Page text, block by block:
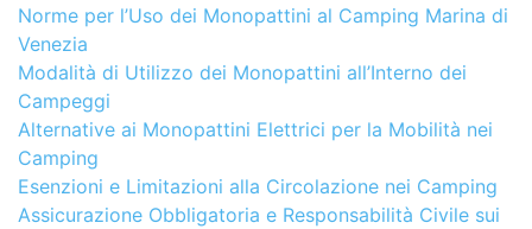
Norme per l’Uso dei Monopattini al Camping Marina di
Venezia
Modalità di Utilizzo dei Monopattini all’Interno dei
Campeggi
Alternative ai Monopattini Elettrici per la Mobilità nei
Camping
Esenzioni e Limitazioni alla Circolazione nei Camping
Assicurazione Obbligatoria e Responsabilità Civile sui